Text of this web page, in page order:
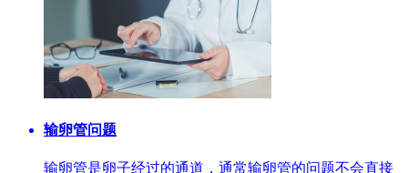
输卵管问题
输卵管是卵子经过的通道，通常输卵管的问题不会直接